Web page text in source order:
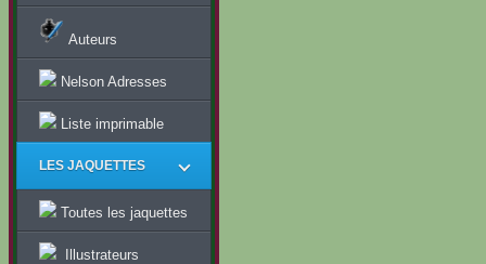
Auteurs
Nelson Adresses
Liste imprimable
LES JAQUETTES
Toutes les jaquettes
Illustrateurs